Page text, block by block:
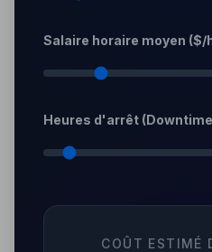
Salaire horaire moyen ($/
Heures d'arrêt
COÛT ESTIMÉ